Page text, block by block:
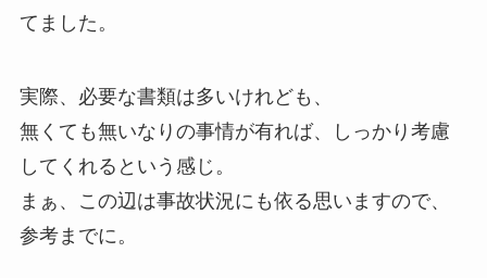
てました。
実際、必要な書類は多いけれども、
無くても無いなりの事情が有れば、しっかり考慮
してくれるという感じ。
まぁ、この辺は事故状況にも依る思いますので、
参考までに。